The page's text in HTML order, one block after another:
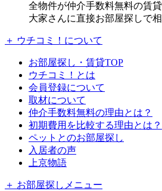
全物件が仲介手数料無料の賃
大家さんに直接お部屋探しで相
＋ ウチコミ！について
お部屋探し・賃貸TOP
ウチコミ！とは
会員登録について
取材について
仲介手数料無料の理由とは？
初期費用を比較する理由とは？
ペットとのお部屋探し
入居者の声
上京物語
＋ お部屋探しメニュー